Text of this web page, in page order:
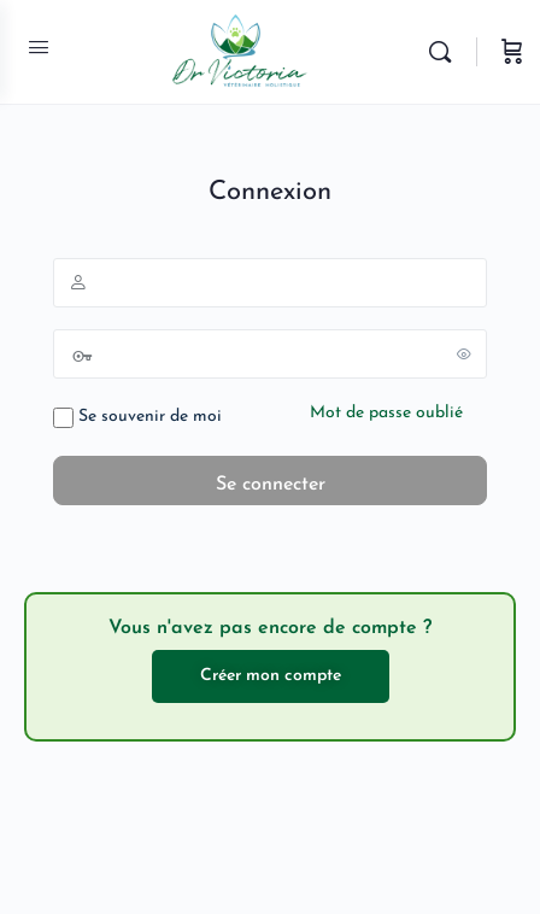
Connexion
Se souvenir de moi Mot de passe oublié
Vous n'avez pas encore de compte ?
Créer mon compte